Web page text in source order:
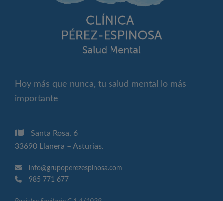
Hoy más que nunca, tu salud mental lo más
importante
Santa Rosa, 6
33690 Llanera – Asturias.
info@grupoperezespinosa.com
985 771 677